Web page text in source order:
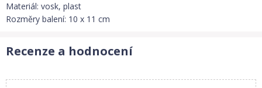
Materiál: vosk, plast
Rozměry balení: 10 x 11 cm
Recenze a hodnocení